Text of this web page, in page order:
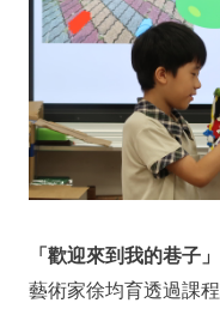
「歡迎來到我的巷子」
藝術家徐均育透過課